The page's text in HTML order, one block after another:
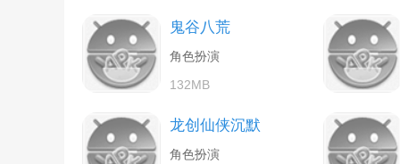
鬼谷八荒
角色扮演
132MB
龙创仙侠沉默
角色扮演